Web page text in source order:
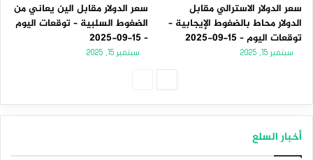
سعر الدولار الاسترالي مقابل
الدولار محاط بالضغوط الإيجابية –
توقعات اليوم – 15-09-2025
سبتمبر 15, 2025
سعر الدولار مقابل الين يعاني من
الضغوط السلبية – توقعات اليوم
– 15-09-2025
سبتمبر 15, 2025
أخبار السلع